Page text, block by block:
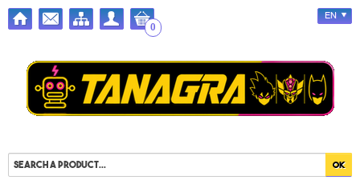
0
EN